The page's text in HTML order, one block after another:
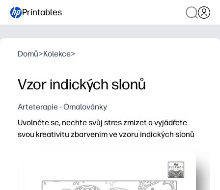
Printables
Domů>Kolekce>
Vzor indických slonů
Arteterapie - Omalovánky
Uvolněte se, nechte svůj stres zmizet a vyjádřete
svou kreativitu zbarvením ve vzoru indických slonů
Uklidňující zaostření bez obrazovky - rychlý kreativní
Vytváří jemnou kontrolu motoru, trpělivost a